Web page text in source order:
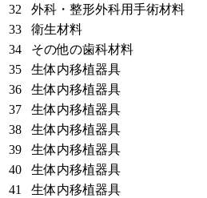
32
外科・整形外科用手術材料
33
衛生材料
34
その他の歯科材料
35
生体内移植器具
36
生体内移植器具
37
生体内移植器具
38
生体内移植器具
39
生体内移植器具
40
生体内移植器具
41
生体内移植器具